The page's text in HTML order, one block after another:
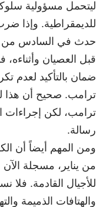
ليتحمل مسؤولية
للديمقراطية. وإذا
حدث في السادس من
قبل العصيان
ضمان بالتأكيد لعدم
ترامب. صحيح أن هذا
ترامب، لكن إجراءات
رسالة.
ومن المهم أيضاً أن
من يناير، مسجلة
للأجيال القادمة. فلا
والهتافات الذميمة